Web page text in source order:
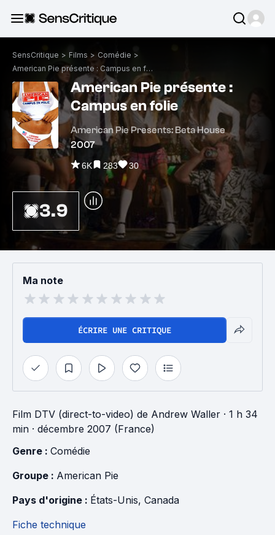
SensCritique > Films > Comédie >
American Pie présente : Campus en folie
American Pie présente :
Campus en folie
American Pie Presents: Beta House
2007
6K 283 30
3.9
Ma note
ÉCRIRE UNE CRITIQUE
Film DTV (direct-to-video) de Andrew Waller · 1 h 34
min · décembre 2007 (France)
Genre : Comédie
Groupe : American Pie
Pays d'origine : États-Unis, Canada
Fiche technique